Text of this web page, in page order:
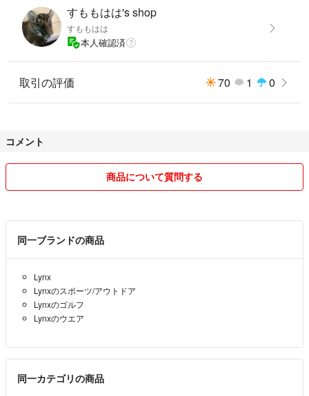
すももはは's shop
すももはは
本人確認済
取引の評価 70 1 0
コメント
商品について質問する
同一ブランドの商品
Lynx
Lynxのスポーツ/アウトドア
Lynxのゴルフ
Lynxのウエア
同一カテゴリの商品